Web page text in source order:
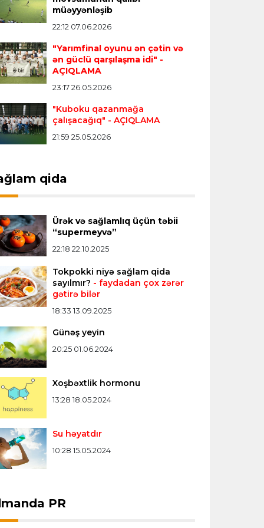
23:18 06.08.2026
tarixinin ən bahalı transferini
P.L. 23:14 06.08.2026
Pato İngiltərə klubunun
olacaq
23:08 06.08.2026
tapdı
voleybolu üzrə ölkə
finalçılar müəyyənləşdi
liqası 23:03 06.08.2026
"Dinamo"ya minimal
uduzdu
xəbərlər >>>
müəyyənləşib
22:12 07.06.2026
"Yarımfinal oyunu ən çətin və
ən güclü qarşılaşma idi" -
AÇIQLAMA
23:17 26.05.2026
"Kuboku qazanmağa
çalışacağıq" - AÇIQLAMA
21:59 25.05.2026
qida
Ürək və sağlamlıq üçün təbii
“supermeyvə”
22:18 22.10.2025
Tokpokki niyə sağlam qida
sayılmır? - faydadan çox zərər
gətirə bilər
18:33 13.09.2025
Günəş yeyin
20:25 01.06.2024
Xoşbəxtlik hormonu
13:28 18.05.2024
Su həyatdır
10:28 15.05.2024
PR